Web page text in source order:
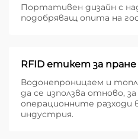
Портативен дизайн с
подобряващ опита на
RFID етикет за пране
Водонепроницаем и
да се използва отново,
операционните разходи
индустрия.